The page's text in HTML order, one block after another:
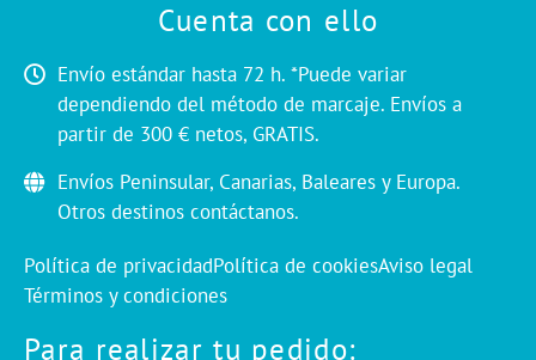
Cuenta con ello
Envío estándar hasta 72 h. *Puede variar
dependiendo del método de marcaje. Envíos a
partir de 300 € netos, GRATIS.
Envíos Peninsular, Canarias, Baleares y Europa.
Otros destinos contáctanos.
Política de privacidadPolítica de cookiesAviso legal
Términos y condiciones
Para realizar tu pedido: